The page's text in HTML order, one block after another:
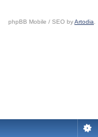
phpBB Mobile / SEO byArtodia.